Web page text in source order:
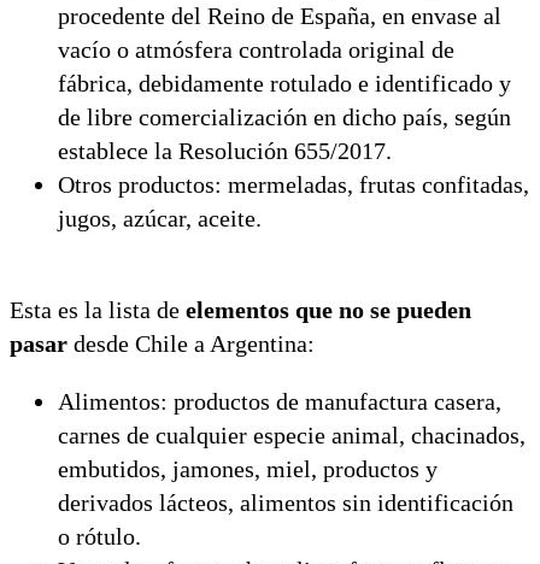
procedente del Reino de España, en envase al
vacío o atmósfera controlada original de
fábrica, debidamente rotulado e identificado y
de libre comercialización en dicho país, según
establece la Resolución 655/2017.
Otros productos: mermeladas, frutas confitadas,
jugos, azúcar, aceite.
Esta es la lista de elementos que no se pueden
pasar desde Chile a Argentina:
Alimentos: productos de manufactura casera,
carnes de cualquier especie animal, chacinados,
embutidos, jamones, miel, productos y
derivados lácteos, alimentos sin identificación
o rótulo.